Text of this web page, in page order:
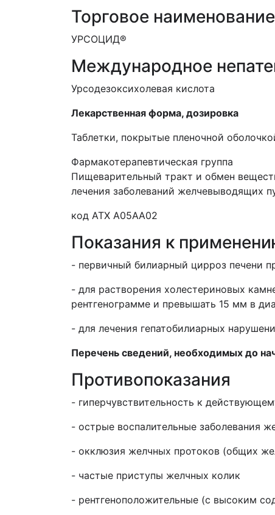
Торговое наименование
УРСОЦИД®
Международное
Урсодезоксихолевая кислота
Лекарственная форма, дозировка
Таблетки, покрытые пленочной
Фармакотерапевтическая группа
Пищеварительный тракт и обмен
лечения заболеваний желчевыводящих
код АТХ А05АА02
Показания к
- первичный билиарный цирроз печени
- для растворения холестериновых
рентгенограмме и превышать 15 мм в
- для лечения гепатобилиарных
Перечень сведений, необходимых до
Противопоказания
- гиперчувствительность к
- острые воспалительные заболевания
- окклюзия желчных протоков (общих
- частые приступы желчных колик
- рентгеноположительные (с высоким